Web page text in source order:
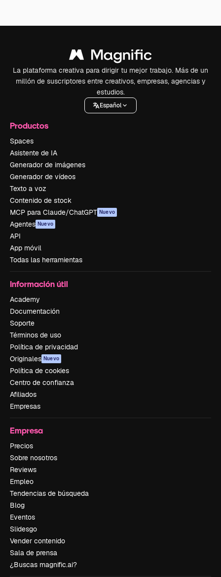
La plataforma creativa para dirigir tu mejor trabajo. Más de un
millón de suscriptores entre creativos, empresas, agencias y
estudios.
Español
Productos
Spaces
Asistente de IA
Generador de imágenes
Generador de vídeos
Texto a voz
Contenido de stock
MCP para Claude/ChatGPT Nuevo
Agentes Nuevo
API
App móvil
Todas las herramientas
Información útil
Academy
Documentación
Soporte
Términos de uso
Política de privacidad
Originales Nuevo
Política de cookies
Centro de confianza
Afiliados
Empresas
Empresa
Precios
Sobre nosotros
Reviews
Empleo
Tendencias de búsqueda
Blog
Eventos
Slidesgo
Vender contenido
Sala de prensa
¿Buscas magnific.ai?